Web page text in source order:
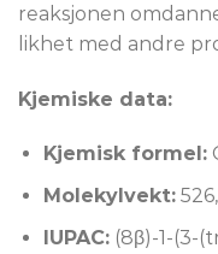
reaksjonen
likhet med andre
Kjemiske data:
Kjemisk formel:
Molekylvekt:
IUPAC:(8β)-1-(3-